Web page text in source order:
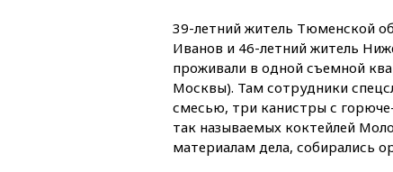
39-летний житель Тюменской
Иванов и 46-летний житель
проживали в одной съемной
Москвы). Там сотрудники
смесью, три канистры с
так называемых коктейлей
материалам дела, собирались